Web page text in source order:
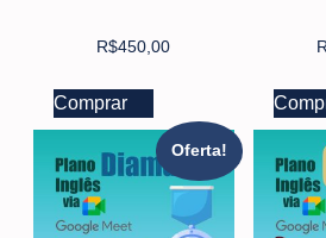
R$450,00
Comprar
Oferta!